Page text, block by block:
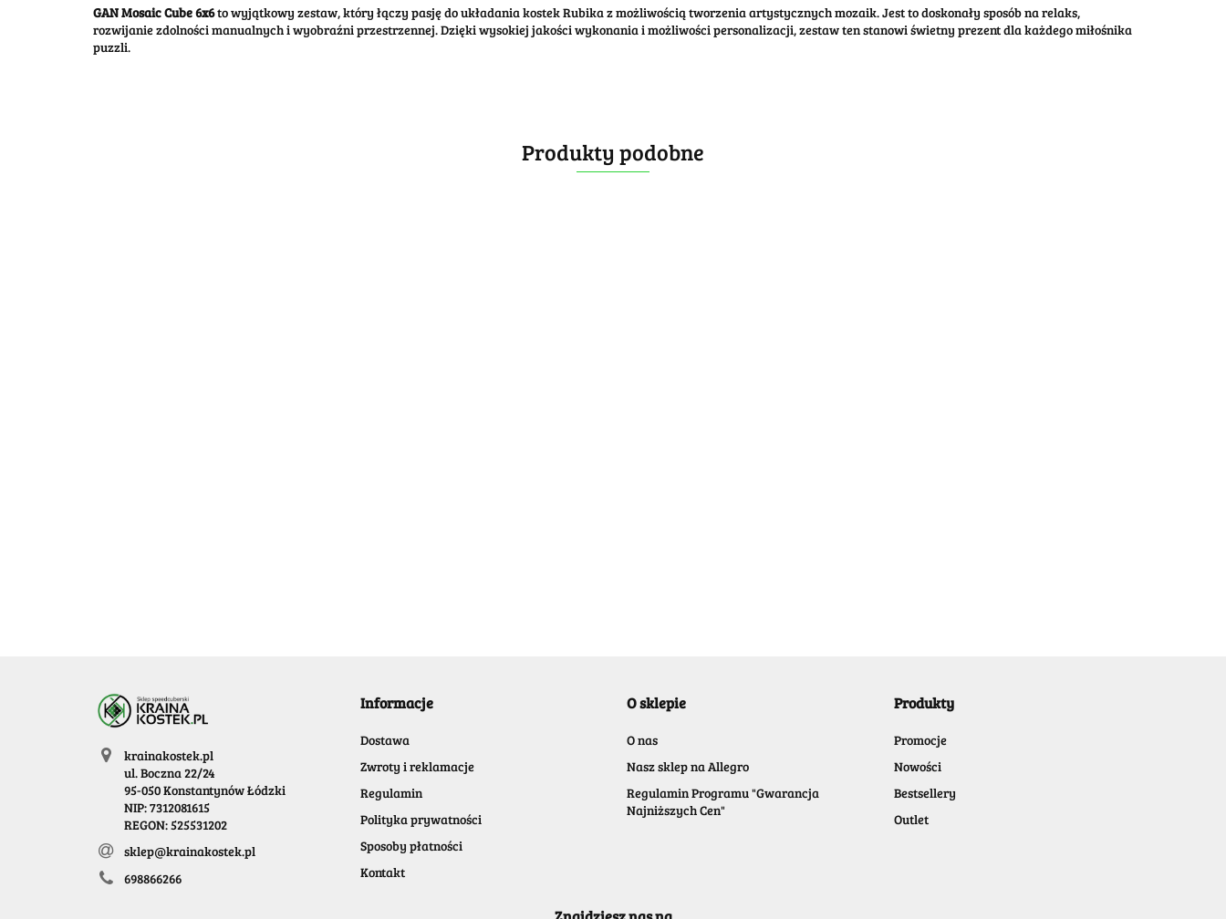
GAN Mosaic Cube 6x6to wyjątkowy zestaw, który łączy pasję do układania kostek Rubika z możliwością tworzenia artystycznych mozaik. Jest to doskonały sposób na relaks,
rozwijanie zdolności manualnych i wyobraźni przestrzennej. Dzięki wysokiej jakości wykonania i możliwości personalizacji, zestaw ten stanowi świetny prezent dla każdego miłośnika
puzzli.
Produkty podobne
krainakostek.pl
ul. Boczna 22/24
95-050 Konstantynów Łódzki
NIP: 7312081615
REGON: 525531202
sklep@krainakostek.pl
698866266
Informacje
Dostawa
Zwroty i reklamacje
Regulamin
Polityka prywatności
Sposoby płatności
Kontakt
O sklepie
O nas
Nasz sklep na Allegro
Regulamin Programu "Gwarancja
Najniższych Cen"
Produkty
Promocje
Nowości
Bestsellery
Outlet